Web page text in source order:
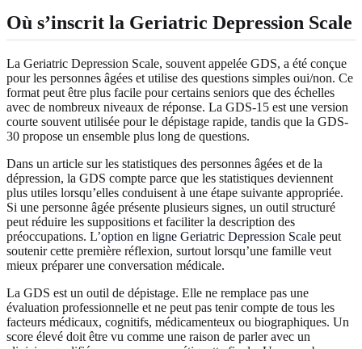
Où s’inscrit la Geriatric Depression Scale
La Geriatric Depression Scale, souvent appelée GDS, a été conçue
pour les personnes âgées et utilise des questions simples oui/non. Ce
format peut être plus facile pour certains seniors que des échelles
avec de nombreux niveaux de réponse. La GDS-15 est une version
courte souvent utilisée pour le dépistage rapide, tandis que la GDS-
30 propose un ensemble plus long de questions.
Dans un article sur les statistiques des personnes âgées et de la
dépression, la GDS compte parce que les statistiques deviennent
plus utiles lorsqu’elles conduisent à une étape suivante appropriée.
Si une personne âgée présente plusieurs signes, un outil structuré
peut réduire les suppositions et faciliter la description des
préoccupations. L’option en ligne Geriatric Depression Scale peut
soutenir cette première réflexion, surtout lorsqu’une famille veut
mieux préparer une conversation médicale.
La GDS est un outil de dépistage. Elle ne remplace pas une
évaluation professionnelle et ne peut pas tenir compte de tous les
facteurs médicaux, cognitifs, médicamenteux ou biographiques. Un
score élevé doit être vu comme une raison de parler avec un